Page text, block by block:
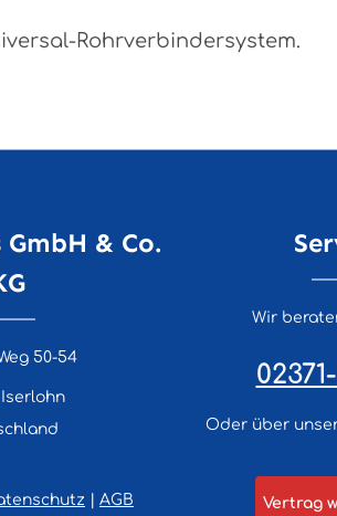
Rohrverbindersystem.
& Co.
50-54
Iserlohn
AGB
Wir
Oder über
Vertrag